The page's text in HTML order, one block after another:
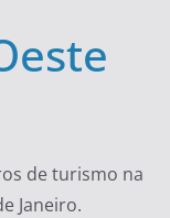
de turismo na
Janeiro.